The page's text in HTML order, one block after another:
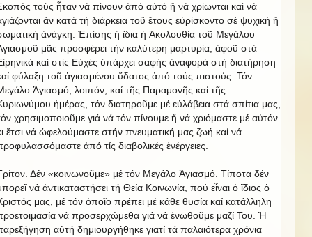
τούς ἦταν νά πίνουν ἀπό αὐτό ἤ νά χρίωνται καί νά
ἄν κατά τή διάρκεια τοῦ ἔτους εὐρίσκοντο σέ ψυχική ἤ
ἀνάγκη. Ἐπίσης ἡ ἴδια ἡ Ἀκολουθία τοῦ Μεγάλου
μᾶς προσφέρει τήν καλύτερη μαρτυρία, ἀφοῦ στά
καί στίς Εὐχές ὑπάρχει σαφής ἀναφορά στή διατήρηση
φύλαξη τοῦ ἁγιασμένου ὕδατος ἀπό τούς πιστούς. Τόν
Ἁγιασμό, λοιπόν, καί τῆς Παραμονῆς καί τῆς
ἡμέρας, τόν διατηροῦμε μέ εὐλάβεια στά σπίτια μας,
χρησιμοποιοῦμε γιά νά τόν πίνουμε ἤ νά χριόμαστε μέ αὐτόν
ἔτσι νά ὠφελούμαστε στήν πνευματική μας ζωή καί νά
ἀπό τίς διαβολικές ἐνέργειες.
Δέν «κοινωνοῦμε» μέ τόν Μεγάλο Ἁγιασμό. Τίποτα δέν
νά ἀντικαταστήσει τή Θεία Κοινωνία, πού εἶναι ὁ ἴδιος ὁ
μας, μέ τόν ὁποῖο πρέπει μέ κάθε θυσία καί κατάλληλη
νά προσερχώμεθα γιά νά ἑνωθοῦμε μαζί Του. Ἡ
αὐτή δημιουργήθηκε γιατί τά παλαιότερα χρόνια